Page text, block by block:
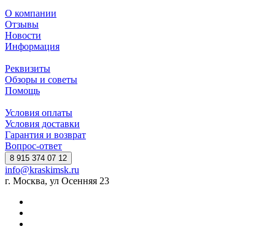
О компании
Отзывы
Новости
Информация
Реквизиты
Обзоры и советы
Помощь
Условия оплаты
Условия доставки
Гарантия и возврат
Вопрос-ответ
8 915 374 07 12
info@kraskimsk.ru
г. Москва, ул Осенняя 23